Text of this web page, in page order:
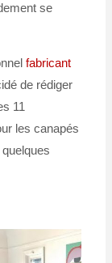
se
fabricant
de rédiger
11
les canapés